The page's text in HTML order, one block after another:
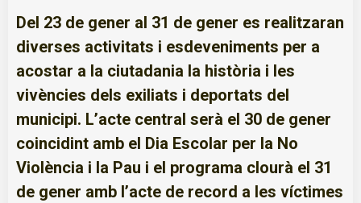
Del 23 de gener al 31 de gener es realitzaran
diverses activitats i esdeveniments per a
acostar a la ciutadania la història i les
vivències dels exiliats i deportats del
municipi. L’acte central serà el 30 de gener
coincidint amb el Dia Escolar per la No
Violència i la Pau i el programa clourà el 31
de gener amb l’acte de record a les víctimes